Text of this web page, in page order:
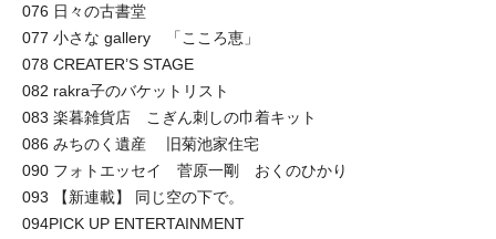
076 日々の古書堂
077 小さな gallery 「こころ恵」
078 CREATER’S STAGE
082 rakra子のバケットリスト
083 楽暮雑貨店 こぎん刺しの巾着キット
086 みちのく遺産 旧菊池家住宅
090 フォトエッセイ 菅原一剛 おくのひかり
093 【新連載】 同じ空の下で。
094PICK UP ENTERTAINMENT